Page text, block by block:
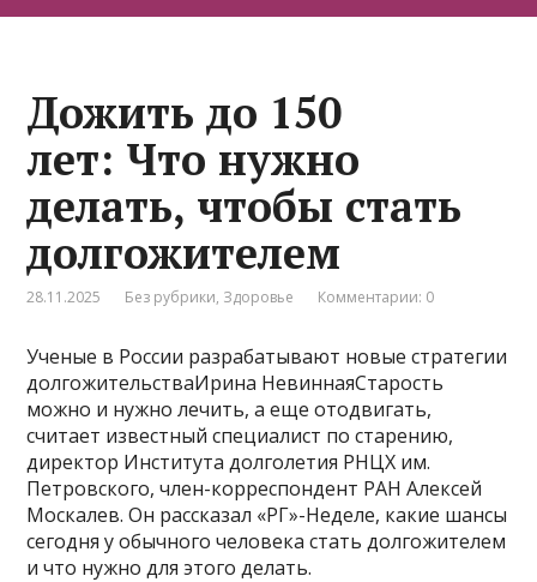
Дожить до 150
лет: Что нужно
делать, чтобы стать
долгожителем
28.11.2025 Без рубрики, Здоровье Комментарии: 0
Ученые в России разрабатывают новые стратегии
долгожительстваИрина НевиннаяСтарость
можно и нужно лечить, а еще отодвигать,
считает известный специалист по старению,
директор Института долголетия РНЦХ им.
Петровского, член-корреспондент РАН Алексей
Москалев. Он рассказал «РГ»-Неделе, какие шансы
сегодня у обычного человека стать долгожителем
и что нужно для этого делать.